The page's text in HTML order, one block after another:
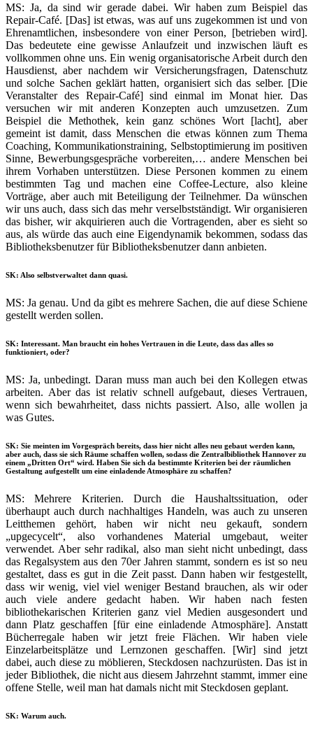
MS: Ja, da sind wir gerade dabei. Wir haben zum Beispiel das
Repair-Café. [Das] ist etwas, was auf uns zugekommen ist und von
Ehrenamtlichen, insbesondere von einer Person, [betrieben wird].
Das bedeutete eine gewisse Anlaufzeit und inzwischen läuft es
vollkommen ohne uns. Ein wenig organisatorische Arbeit durch den
Hausdienst, aber nachdem wir Versicherungsfragen, Datenschutz
und solche Sachen geklärt hatten, organisiert sich das selber. [Die
Veranstalter des Repair-Café] sind einmal im Monat hier. Das
versuchen wir mit anderen Konzepten auch umzusetzen. Zum
Beispiel die Methothek, kein ganz schönes Wort [lacht], aber
gemeint ist damit, dass Menschen die etwas können zum Thema
Coaching, Kommunikationstraining, Selbstoptimierung im positiven
Sinne, Bewerbungsgespräche vorbereiten,… andere Menschen bei
ihrem Vorhaben unterstützen. Diese Personen kommen zu einem
bestimmten Tag und machen eine Coffee-Lecture, also kleine
Vorträge, aber auch mit Beteiligung der Teilnehmer. Da wünschen
wir uns auch, dass sich das mehr verselbstständigt. Wir organisieren
das bisher, wir akquirieren auch die Vortragenden, aber es sieht so
aus, als würde das auch eine Eigendynamik bekommen, sodass das
Bibliotheksbenutzer für Bibliotheksbenutzer dann anbieten.
SK: Also selbstverwaltet dann quasi.
MS: Ja genau. Und da gibt es mehrere Sachen, die auf diese Schiene
gestellt werden sollen.
SK: Interessant. Man braucht ein hohes Vertrauen in die Leute, dass das alles so
funktioniert, oder?
MS: Ja, unbedingt. Daran muss man auch bei den Kollegen etwas
arbeiten. Aber das ist relativ schnell aufgebaut, dieses Vertrauen,
wenn sich bewahrheitet, dass nichts passiert. Also, alle wollen ja
was Gutes.
SK: Sie meinten im Vorgespräch bereits, dass hier nicht alles neu gebaut werden kann,
aber auch, dass sie sich Räume schaffen wollen, sodass die Zentralbibliothek Hannover zu
einem „Dritten Ort“ wird. Haben Sie sich da bestimmte Kriterien bei der räumlichen
Gestaltung aufgestellt um eine einladende Atmosphäre zu schaffen?
MS: Mehrere Kriterien. Durch die Haushaltssituation, oder
überhaupt auch durch nachhaltiges Handeln, was auch zu unseren
Leitthemen gehört, haben wir nicht neu gekauft, sondern
„upgecycelt“, also vorhandenes Material umgebaut, weiter
verwendet. Aber sehr radikal, also man sieht nicht unbedingt, dass
das Regalsystem aus den 70er Jahren stammt, sondern es ist so neu
gestaltet, dass es gut in die Zeit passt. Dann haben wir festgestellt,
dass wir wenig, viel viel weniger Bestand brauchen, als wir oder
auch viele andere gedacht haben. Wir haben nach festen
bibliothekarischen Kriterien ganz viel Medien ausgesondert und
dann Platz geschaffen [für eine einladende Atmosphäre]. Anstatt
Bücherregale haben wir jetzt freie Flächen. Wir haben viele
Einzelarbeitsplätze und Lernzonen geschaffen. [Wir] sind jetzt
dabei, auch diese zu möblieren, Steckdosen nachzurüsten. Das ist in
jeder Bibliothek, die nicht aus diesem Jahrzehnt stammt, immer eine
offene Stelle, weil man hat damals nicht mit Steckdosen geplant.
SK: Warum auch.